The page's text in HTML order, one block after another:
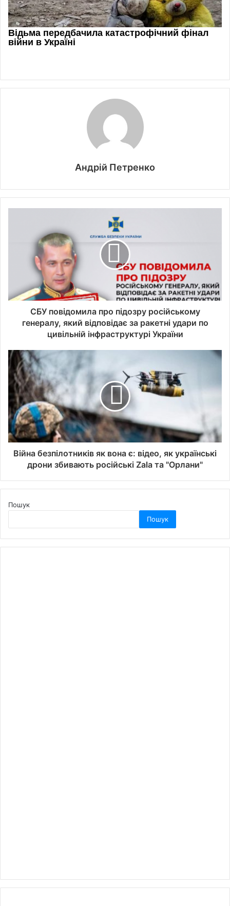
Андрій Петренко
СБУ повідомила про підозру російському
генералу, який відповідає за ракетні удари по
цивільній інфраструктурі України
Війна безпілотників як вона є: відео, як українські
дрони збивають російські Zala та "Орлани"
Пошук
Пошук